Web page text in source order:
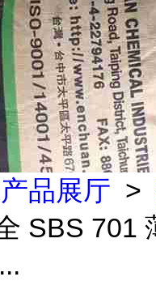
产品展厅 >
SBS 701